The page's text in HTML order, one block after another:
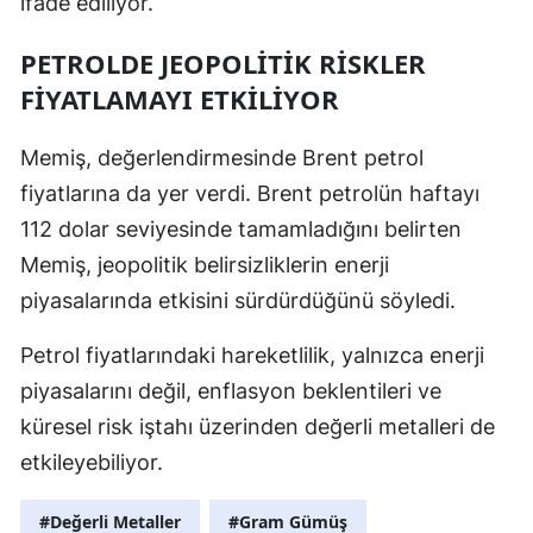
PETROLDE JEOPOLİTİK RİSKLER
FİYATLAMAYI ETKİLİYOR
Memiş, değerlendirmesinde Brent petrol
fiyatlarına da yer verdi. Brent petrolün haftayı
112 dolar seviyesinde tamamladığını belirten
Memiş, jeopolitik belirsizliklerin enerji
piyasalarında etkisini sürdürdüğünü söyledi.
Petrol fiyatlarındaki hareketlilik, yalnızca enerji
piyasalarını değil, enflasyon beklentileri ve
küresel risk iştahı üzerinden değerli metalleri de
etkileyebiliyor.
#Değerli Metaller #Gram Gümüş